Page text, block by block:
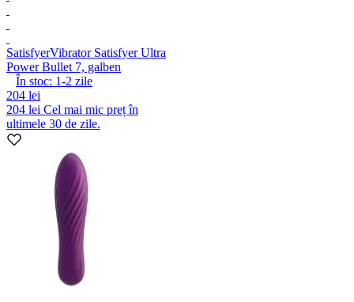
SatisfyerVibrator Satisfyer Ultra
Power Bullet 7, galben
În stoc: 1-2 zile
204 lei
204 lei Cel mai mic preț în
ultimele 30 de zile.